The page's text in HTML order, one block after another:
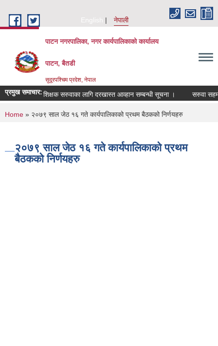
English
नेपाली
पाटन नगरपालिका, नगर कार्यपालिकाको कार्यालय
पाटन, बैतडी
सुदूरपश्चिम प्रदेश, नेपाल
प्रमुख समाचार:शिक्षक सरुवाका लागि दरखास्त आव्हान सम्बन्धी सूचना । सरुवा सहमति
You are here
Home » २०७९ साल जेठ १६ गते कार्यपालिकाको प्रथम बैठकको निर्णयहरु
२०७९ साल जेठ १६ गते कार्यपालिकाको प्रथम
बैठकको निर्णयहरु